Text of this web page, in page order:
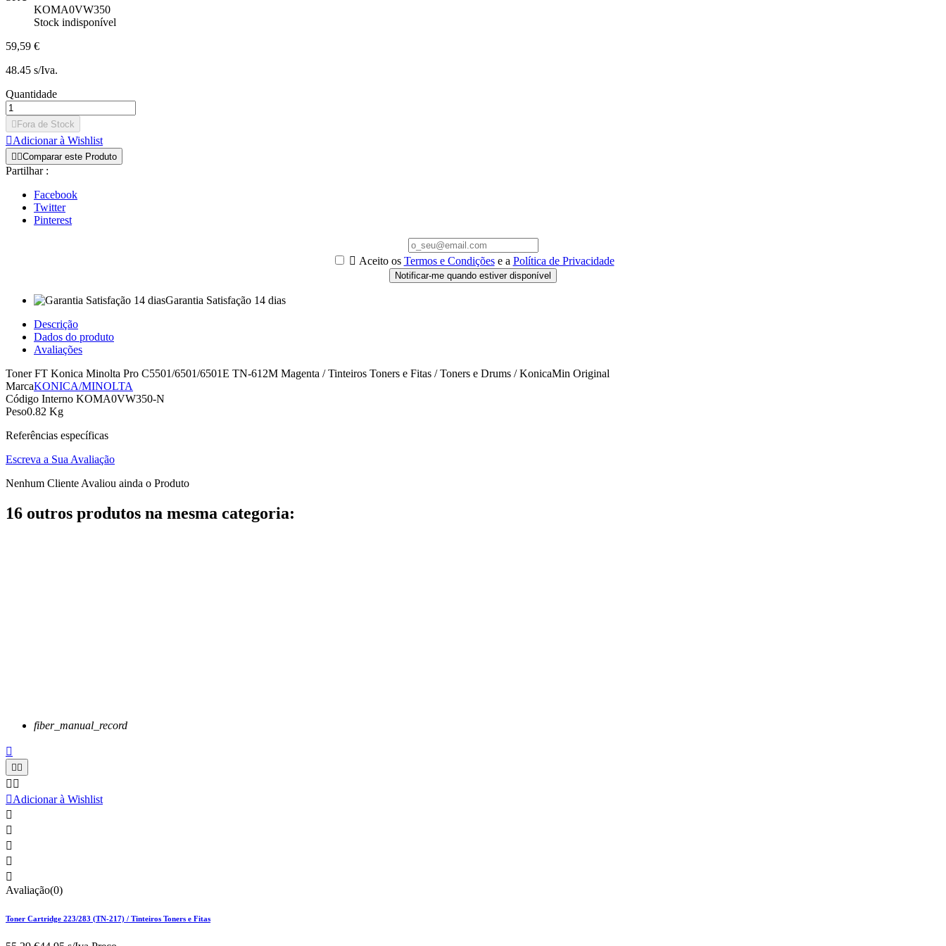
KOMA0VW350
Stock indisponível
59,59 €
48.45 s/Iva.
Quantidade
 Fora de Stock
Adicionar à Wishlist
 Comparar este Produto
Partilhar :
Facebook
Twitter
Pinterest
 Aceito os Termos e Condiçõese a Política de Privacidade
Notificar-me quando estiver disponível
Garantia Satisfação 14 dias
Descrição
Dados do produto
Avaliações
Toner FT Konica Minolta Pro C5501/6501/6501E TN-612M Magenta / Tinteiros Toners e Fitas / Toners e Drums / KonicaMin Original
MarcaKONICA/MINOLTA
Código Interno KOMA0VW350-N
Peso0.82 Kg
Referências específicas
Escreva a Sua Avaliação
Nenhum Cliente Avaliou ainda o Produto
16 outros produtos na mesma categoria:
fiber_manual_record

 
 
Adicionar à Wishlist





Avaliação(0)
Toner Cartridge 223/283 (TN-217) / Tinteiros Toners e Fitas